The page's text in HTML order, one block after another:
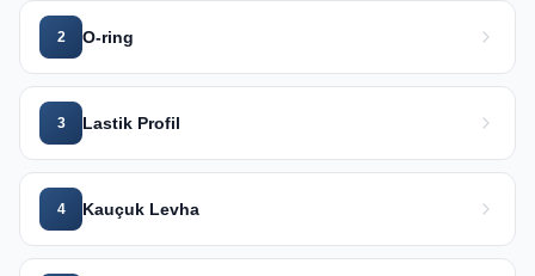
2 O-ring
3 Lastik Profil
4 Kauçuk Levha